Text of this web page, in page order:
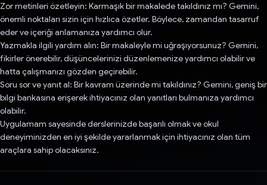
Zor metinleri özetleyin: Karmaşık bir makalede takıldınız mı? Gemini,
önemli noktaları sizin için hızlıca özetler. Böylece, zamandan tasarruf
eder ve içeriği anlamanıza yardımcı olur.
Yazmakla ilgili yardım alın: Bir makaleyle mi uğraşıyorsunuz? Gemini,
fikirler önerebilir, düşüncelerinizi düzenlemenize yardımcı olabilir ve
hatta çalışmanızı gözden geçirebilir.
Soru sor ve yanıt al: Bir kavram üzerinde mi takıldınız? Gemini, geniş bir
bilgi bankasına erişerek ihtiyacınız olan yanıtları bulmanıza yardımcı
olabilir.
Uygulamam sayesinde derslerinizde başarılı olmak ve okul
deneyiminizden en iyi şekilde yararlanmak için ihtiyacınız olan tüm
araçlara sahip olacaksınız.